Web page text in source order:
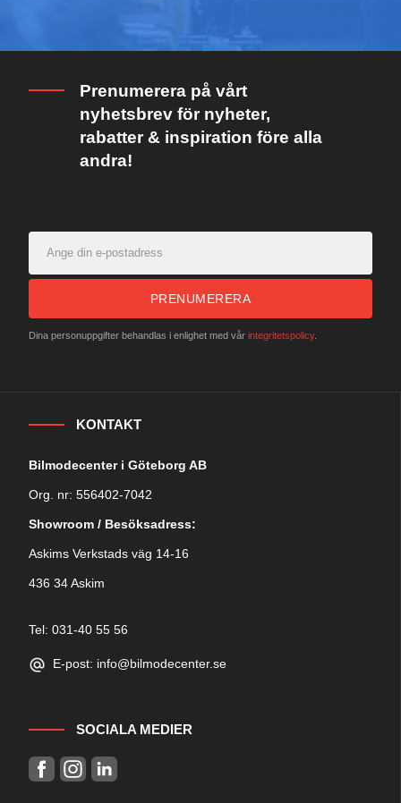
Prenumerera på vårt
nyhetsbrev för nyheter,
rabatter & inspiration före alla
andra!
PRENUMERERA
Dina personuppgifter behandlas i enlighet med vår integritetspolicy.
KONTAKT
Bilmodecenter i Göteborg AB
Org. nr: 556402-7042
Showroom / Besöksadress:
Askims Verkstads väg 14-16
436 34 Askim
Tel: 031-40 55 56
E-post: info@bilmodecenter.se
SOCIALA MEDIER